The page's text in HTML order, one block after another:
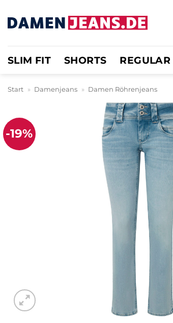
Inhalt
SLIM FIT SHORTS REGULAR
Start » Damenjeans » Damen Röhrenjeans
-19%